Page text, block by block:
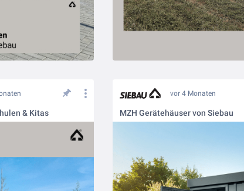
& Kitas
vor 4 Monaten
MZH Gerätehäuser von Siebau